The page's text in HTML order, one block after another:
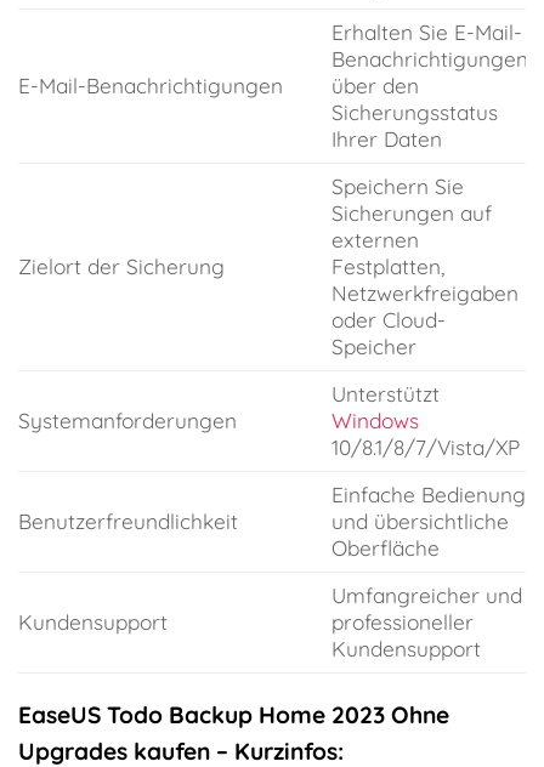
E-Mail-Benachrichtigungen
Erhalten Sie E-Mail-
Benachrichtigungen
über den
Sicherungsstatus
Ihrer Daten
Zielort der Sicherung
Speichern Sie
Sicherungen auf
externen
Festplatten,
Netzwerkfreigaben
oder Cloud-
Speicher
Systemanforderungen
Unterstützt
Windows
10/8.1/8/7/Vista/XP
Benutzerfreundlichkeit
Einfache Bedienung
und übersichtliche
Oberfläche
Kundensupport
Umfangreicher und
professioneller
Kundensupport
EaseUS Todo Backup Home 2023 Ohne
Upgrades kaufen – Kurzinfos: